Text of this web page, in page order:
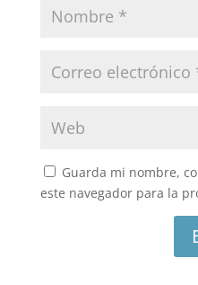
Guarda mi nombre,
este navegador para la